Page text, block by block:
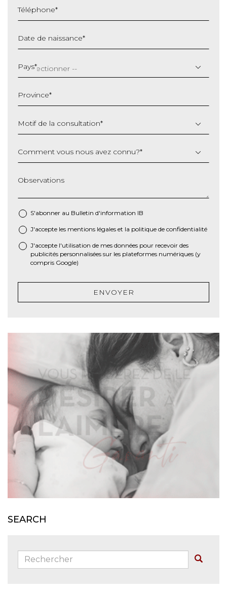
Téléphone*
Date de naissance*
slash
MM
AAAA
Pays*
Province*
Motif de la consultation*
Comment vous nous avez connu?*
Observations
S'abonner au Bulletin d'information IB
* J'accepte les mentions légales et la politique de confidentialité
J'accepte l'utilisation de mes données pour recevoir des
publicités personnalisées sur les plateformes numériques (y
compris Google)
ENVOYER
SEARCH
Rechercher: